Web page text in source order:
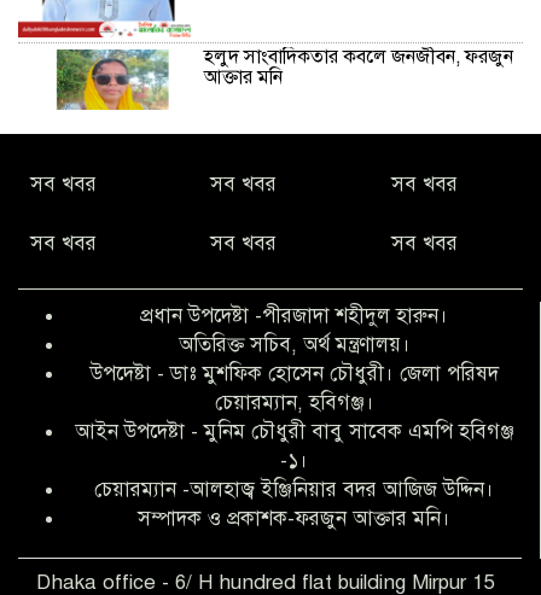
হলুদ সাংবাদিকতার কবলে জনজীবন, ফরজুন
আক্তার মনি
কিবরিয়া
বৃত্তি পরীক্ষার সুযোগ করে দিলেন প্রধান শিক্ষক
ফারুক মাস্টার
আব্দুল হক তালুকদার ফাউন্ডেশন মানবতার
শিকড় ছুঁই ছুঁই,ফরজুন আক্তার মনি
সিলেট রেঞ্জের শ্রেষ্ঠ ওসি নির্বাচিত হলেন
নবীগঞ্জ থানার ওসি মোনায়েম
সব খবর সব খবর সব খবর
সব খবর সব খবর সব খবর
প্রধান উপদেষ্টা -পীরজাদা শহীদুল হারুন।
অতিরিক্ত সচিব, অর্থ মন্ত্রণালয়।
উপদেষ্টা - ডাঃ মুশফিক হোসেন চৌধুরী। জেলা পরিষদ
চেয়ারম্যান, হবিগঞ্জ।
আইন উপদেষ্টা - মুনিম চৌধুরী বাবু সাবেক এমপি হবিগঞ্জ
-১।
চেয়ারম্যান -আলহাজ্ব ইঞ্জিনিয়ার বদর আজিজ উদ্দিন।
সম্পাদক ও প্রকাশক-ফরজুন আক্তার মনি।
Dhaka office - 6/ H hundred flat building Mirpur 15